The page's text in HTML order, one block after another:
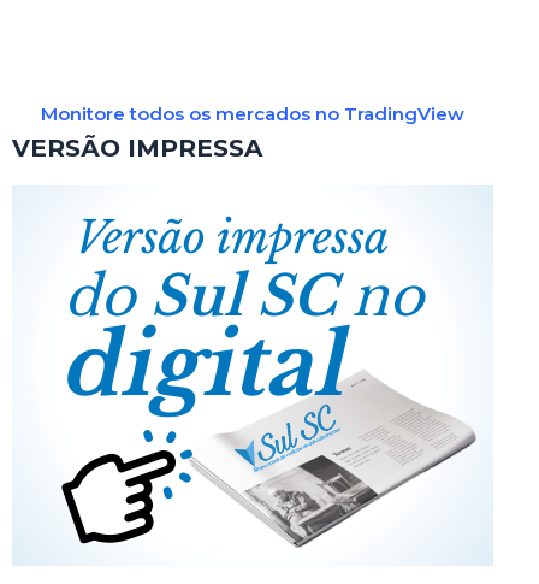
Monitore todos os mercados no TradingView
VERSÃO IMPRESSA